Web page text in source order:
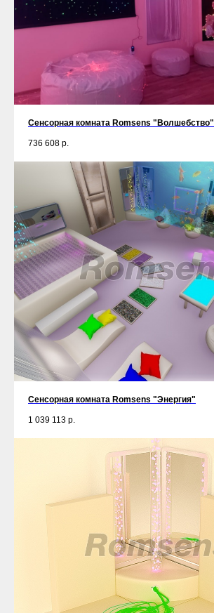
Сенсорная комната Romsens "Волшебство"
736 608 р.
Сенсорная комната Romsens "Энергия"
1 039 113 р.